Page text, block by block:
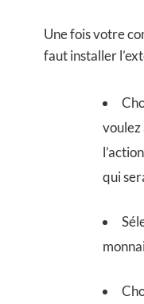
Une fois votre
faut installer
voulez
qui